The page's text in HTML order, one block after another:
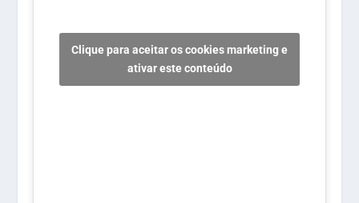
Clique para aceitar os cookies marketing e
ativar este conteúdo